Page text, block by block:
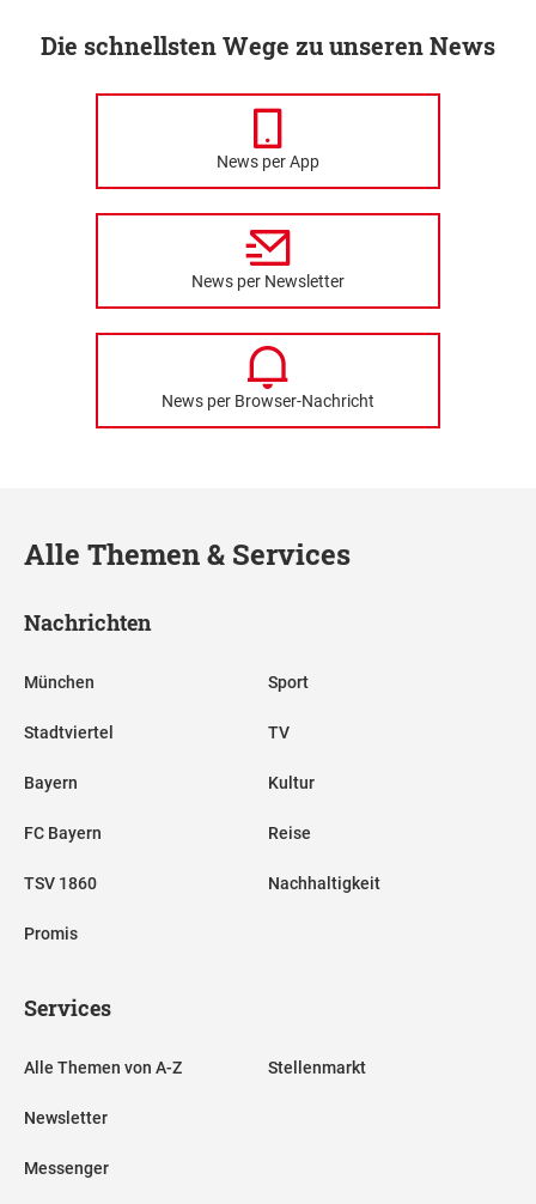
Die schnellsten Wege zu unseren News
News per App
News per Newsletter
News per Browser-Nachricht
Alle Themen & Services
Nachrichten
München
Stadtviertel
Bayern
FC Bayern
TSV 1860
Promis
Sport
TV
Kultur
Reise
Nachhaltigkeit
Services
Alle Themen von A-Z
Newsletter
Messenger
Stellenmarkt